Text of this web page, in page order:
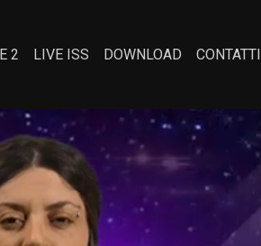
2 LIVE ISS DOWNLOAD CONTATTI